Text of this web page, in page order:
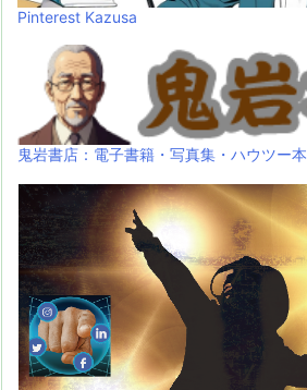
Pinterest Kazusa
鬼岩書店：電子書籍・写真集・ハウツー本